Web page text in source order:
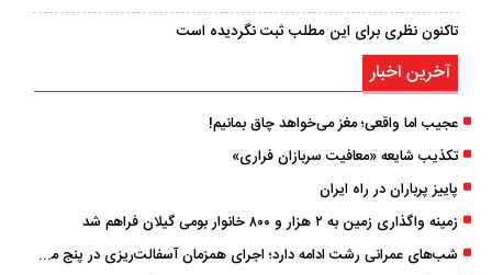
تاکنون نظری برای این مطلب ثبت نگردیده است
آخرین اخبار
عجیب اما واقعی؛ مغز می‌خواهد چاق بمانیم!
تکذیب شایعه «معافیت سربازان فراری»
پاییز پرباران در راه ایران
زمینه واگذاری زمین به ۲ هزار و ۸۰۰ خانوار بومی گیلان فراهم شد
شب‌های عمرانی رشت ادامه دارد؛ اجرای همزمان آسفالت‌ریزی در پنج منطقه شهری